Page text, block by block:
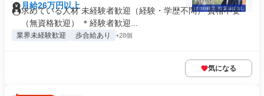
月給26万円以上
求めている人材 未経験者歓迎（経験・学歴不問） 資格不要
（無資格歓迎） ＊経験者歓迎...
業界未経験歓迎 歩合給あり +28個
気になる